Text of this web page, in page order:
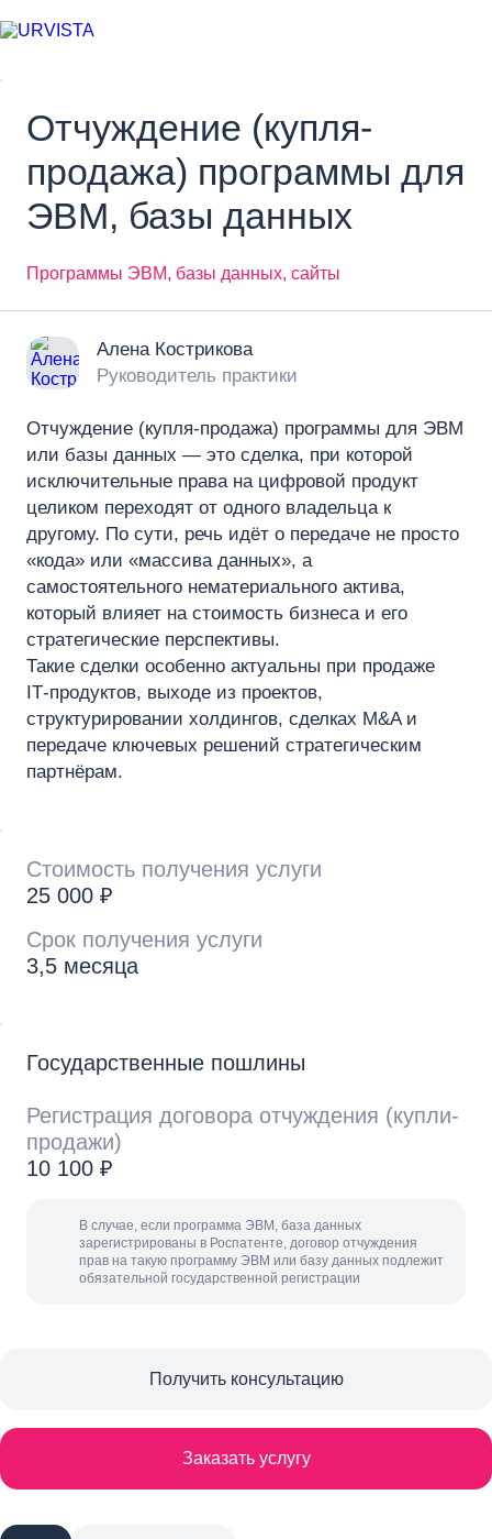
Отчуждение (купля-
продажа) программы для
ЭВМ, базы данных
Программы ЭВМ, базы данных, сайты
Алена Кострикова
Руководитель практики
Отчуждение (купля‑продажа) программы для ЭВМ
или базы данных — это сделка, при которой
исключительные права на цифровой продукт
целиком переходят от одного владельца к
другому. По сути, речь идёт о передаче не просто
«кода» или «массива данных», а
самостоятельного нематериального актива,
который влияет на стоимость бизнеса и его
стратегические перспективы.
Такие сделки особенно актуальны при продаже
IT‑продуктов, выходе из проектов,
структурировании холдингов, сделках M&A и
передаче ключевых решений стратегическим
партнёрам.
Стоимость получения услуги
25 000 ₽
Срок получения услуги
3,5 месяца
Государственные пошлины
Регистрация договора отчуждения (купли-
продажи)
10 100 ₽
В случае, если программа ЭВМ, база данных
зарегистрированы в Роспатенте, договор отчуждения
прав на такую программу ЭВМ или базу данных подлежит
обязательной государственной регистрации
Получить консультацию
Заказать услугу